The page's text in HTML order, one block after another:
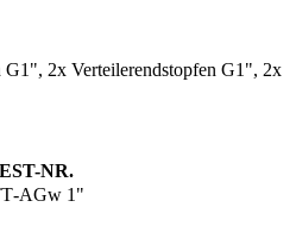
G1", 2x Verteiler­end­stopfen G1", 2x
NR.
1"